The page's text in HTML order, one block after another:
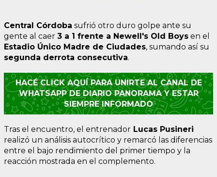
Central Córdoba sufrió otro duro golpe ante su
gente al caer 3 a 1 frente a Newell's Old Boys en el
Estadio Único Madre de Ciudades, sumando así su
segunda derrota consecutiva.
HACÉ CLICK AQUÍ PARA UNIRTE AL CANAL DE
WHATSAPP DE DIARIO PANORAMA Y ESTAR
SIEMPRE INFORMADO
Tras el encuentro, el entrenador Lucas Pusineri
realizó un análisis autocrítico y remarcó las diferencias
entre el bajo rendimiento del primer tiempo y la
reacción mostrada en el complemento.